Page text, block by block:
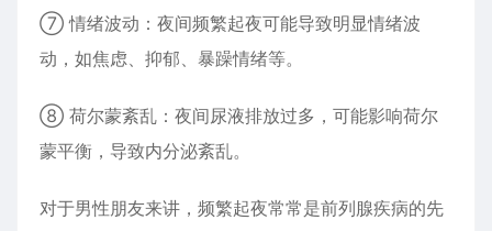
⑦ 情绪波动：夜间频繁起夜可能导致明显情绪波
动，如焦虑、抑郁、暴躁情绪等。
⑧ 荷尔蒙紊乱：夜间尿液排放过多，可能影响荷尔
蒙平衡，导致内分泌紊乱。
对于男性朋友来讲，频繁起夜常常是前列腺疾病的先